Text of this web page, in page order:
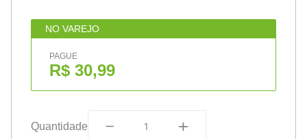
NO VAREJO
PAGUE
R$ 30,99
Quantidade